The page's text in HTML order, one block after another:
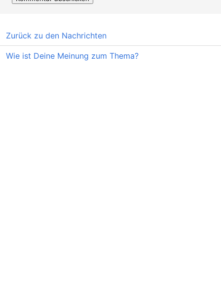
Zurück zu den Nachrichten
Wie ist Deine Meinung zum Thema?